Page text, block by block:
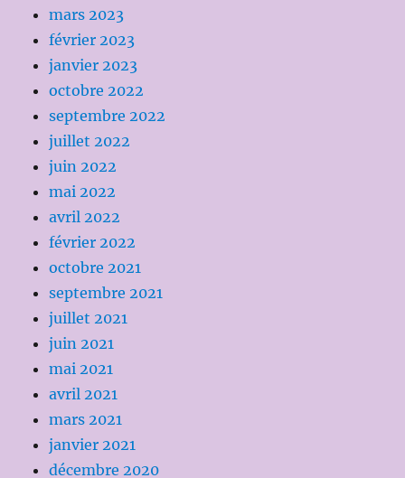
mars 2023
février 2023
janvier 2023
octobre 2022
septembre 2022
juillet 2022
juin 2022
mai 2022
avril 2022
février 2022
octobre 2021
septembre 2021
juillet 2021
juin 2021
mai 2021
avril 2021
mars 2021
janvier 2021
décembre 2020